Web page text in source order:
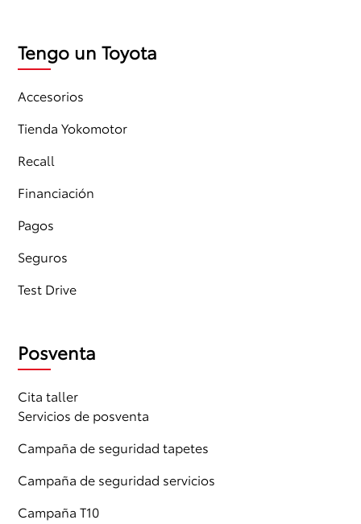
Tengo un Toyota
Accesorios
Tienda Yokomotor
Recall
Financiación
Pagos
Seguros
Test Drive
Posventa
Cita taller
Servicios de posventa
Campaña de seguridad tapetes
Campaña de seguridad servicios
Campaña T10